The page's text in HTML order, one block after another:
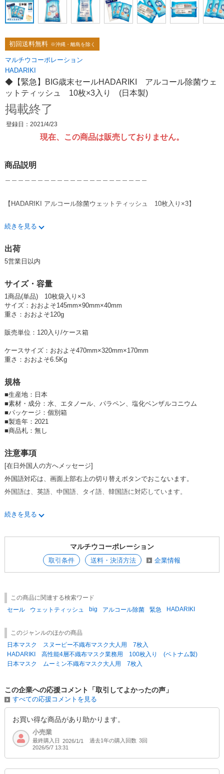
初回送料無料 ※沖縄・離島を除く
マルチウコーポレーション
HADARIKI
◆【緊急】BIG歳末セールHADARIKI アルコール除菌ウェ
ットティッシュ 10枚×3入り (日本製)
掲載終了
登録日：2021/4/23
現在、この商品は販売しておりません。
商品説明
【HADARIKI アルコール除菌ウェットティッシュ 10枚入り×3】
肌に直接触れるので拭き心地のよい柔らかシートを使用しました！
ポケットタイプで軽く薄く持ち運びしやすい！
■お食事前などの手の清拭
■ドライブやキャンプ、外出先でお水がない時
■スポーツ後の汗拭き
■製品 日本製
■メーカー HADARIKI
＿＿＿＿＿＿＿＿＿＿＿＿＿＿＿＿＿＿＿＿＿
続きを見る
出荷
5営業日以内
サイズ・容量
1商品(単品) 10枚袋入り×3
サイズ：おおよそ145mm×90mm×40mm
重さ：おおよそ120g
販売単位：120入り/ケース箱
ケースサイズ：おおよそ470mm×320mm×170mm
重さ：おおよそ6.5Kg
規格
■生産地：日本
■素材・成分：水、エタノール、パラペン、塩化ベンザルコニウム
■パッケージ：個別箱
■製造年：2021
■商品札：無し
注意事項
[在日外国人の方へメッセージ]
外国語対応は、画面上部右上の切り替えボタンでおこないます。
外国語は、英語、中国語、タイ語、韓国語に対応しています。
オーダーは、日本語ページ受付だけになります。
ご注文後の決済方法やご注文内容、数量など
間違いご注文へ対応ができませんのでご注文の際はご注意ください。
お使いのモニター 設定や環境により商品と色味が異なる場合がございま
す。
続きを見る
マルチウコーポレーション
取引条件 送料・決済方法 企業情報
この商品に関連する検索ワード
セール
ウェットティッシュ big アルコール除菌 緊急 HADARIKI
このジャンルのほかの商品
日本マスク スヌーピー不織布マスク大人用 7枚入
HADARIKI 高性能4層不織布マスク業務用 100枚入り (ベトナム製)
日本マスク ムーミン不織布マスク大人用 7枚入
この企業への応援コメント「取引してよかったの声」
すべての応援コメントを見る
お買い得な商品があり助かります。
小売業
最終購入日 2026/1/1 過去1年の購入回数 3回
2026/5/7 13:31